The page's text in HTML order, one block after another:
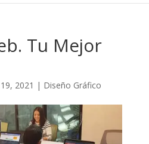
Tu Mejor
2021 | Diseño Gráfico